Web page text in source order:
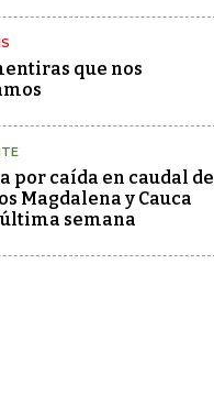
que nos
por caída en caudal de
Magdalena y Cauca
semana